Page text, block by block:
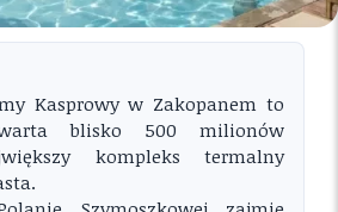
Kasprowy w Zakopanem to
blisko 500 milionów
kompleks termalny